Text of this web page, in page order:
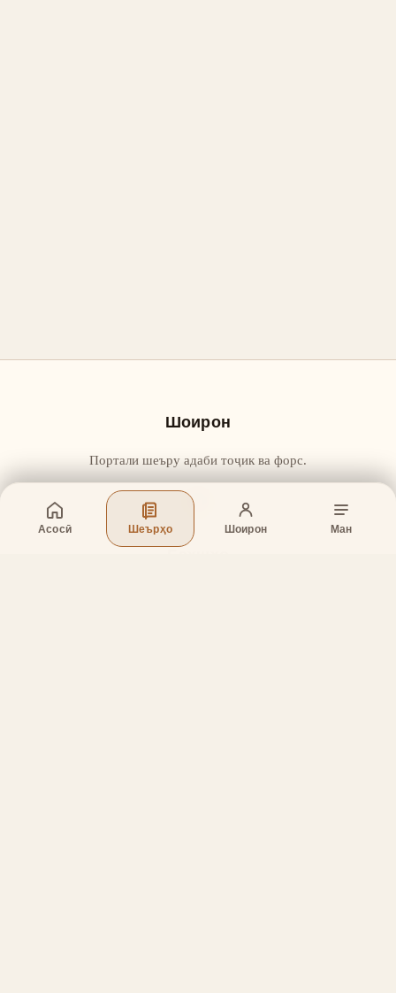
Асосӣ Шеърҳо Шоирон Ман
Шоирон
Портали шеъру адаби тоҷик ва форс.